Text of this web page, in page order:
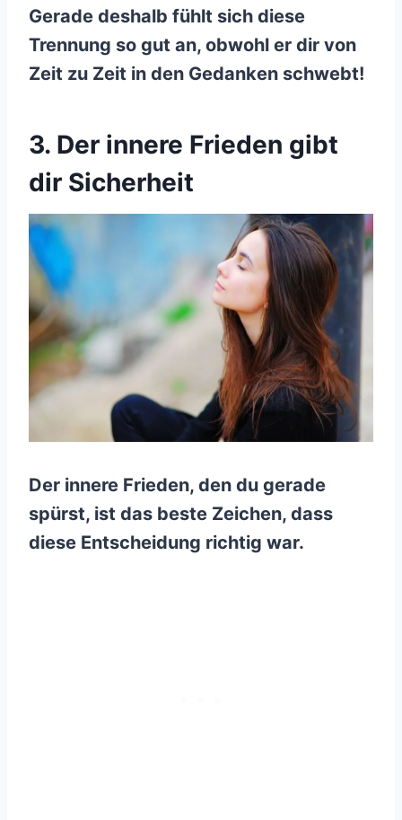
Gerade deshalb fühlt sich diese
Trennung so gut an, obwohl er dir von
Zeit zu Zeit in den Gedanken schwebt!
3. Der innere Frieden gibt
dir Sicherheit
Der innere Frieden, den du gerade
spürst, ist das beste Zeichen, dass
diese Entscheidung richtig war.